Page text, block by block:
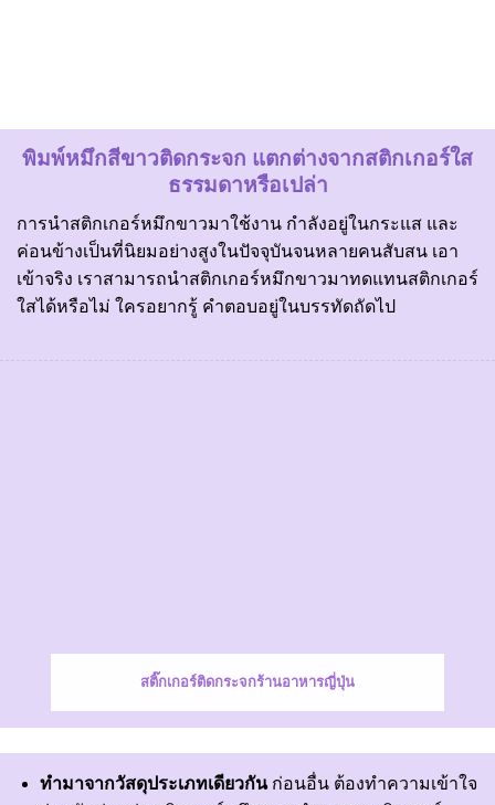
พิมพ์หมึกสีขาวติดกระจก แตกต่างจากสติกเกอร์ใส
ธรรมดาหรือเปล่า
การนำสติกเกอร์หมึกขาวมาใช้งาน กำลังอยู่ในกระแส และ
ค่อนข้างเป็นที่นิยมอย่างสูงในปัจจุบันจนหลายคนสับสน เอา
เข้าจริง เราสามารถนำสติกเกอร์หมึกขาวมาทดแทนสติกเกอร์
ใสได้หรือไม่ ใครอยากรู้ คำตอบอยู่ในบรรทัดถัดไป
สติ๊กเกอร์ติดกระจกร้านอาหารญี่ปุ่น
ทำมาจากวัสดุประเภทเดียวกัน ก่อนอื่น ต้องทำความเข้าใจ